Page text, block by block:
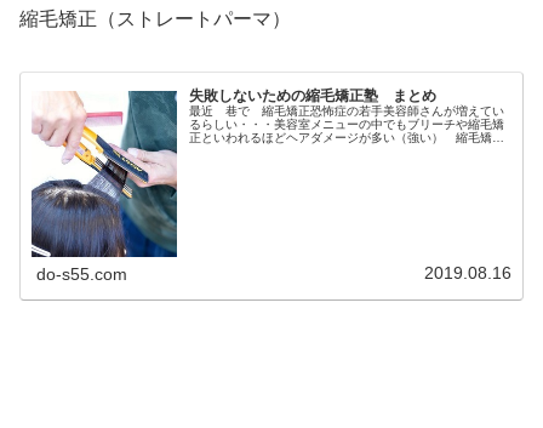
縮毛矯正（ストレートパーマ）
失敗しないための縮毛矯正塾 まとめ
最近 巷で 縮毛矯正恐怖症の若手美容師さんが増えてい
るらしい・・・美容室メニューの中でもブリーチや縮毛矯
正といわれるほどヘアダメージが多い（強い） 縮毛矯
do-s55.com 2019.08.16